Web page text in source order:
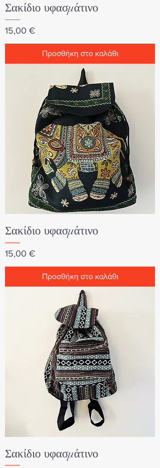
Σακίδιο υφασμάτινο
Τιμή
15,00 €
Προσθήκη στο καλάθι
Σακίδιο υφασμάτινο
Τιμή
15,00 €
Προσθήκη στο καλάθι
Σακίδιο υφασμάτινο